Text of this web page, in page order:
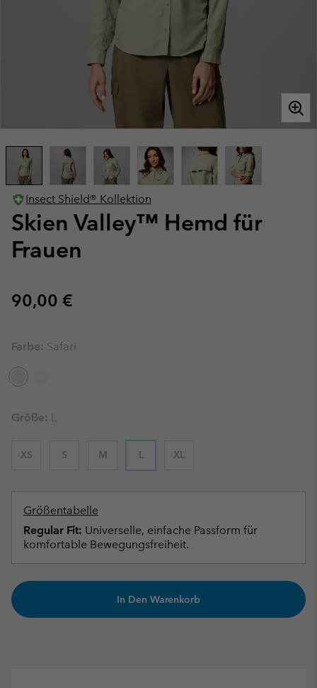
Insect Shield® Kollektion
Skien Valley™ Hemd für
Frauen
Regular price:
90,00 €
Farbe: Safari
Größe:
XS S M L XL
Größentabelle
Regular Fit: Universelle, einfache Passform für
komfortable Bewegungsfreiheit.
In Den Warenkorb